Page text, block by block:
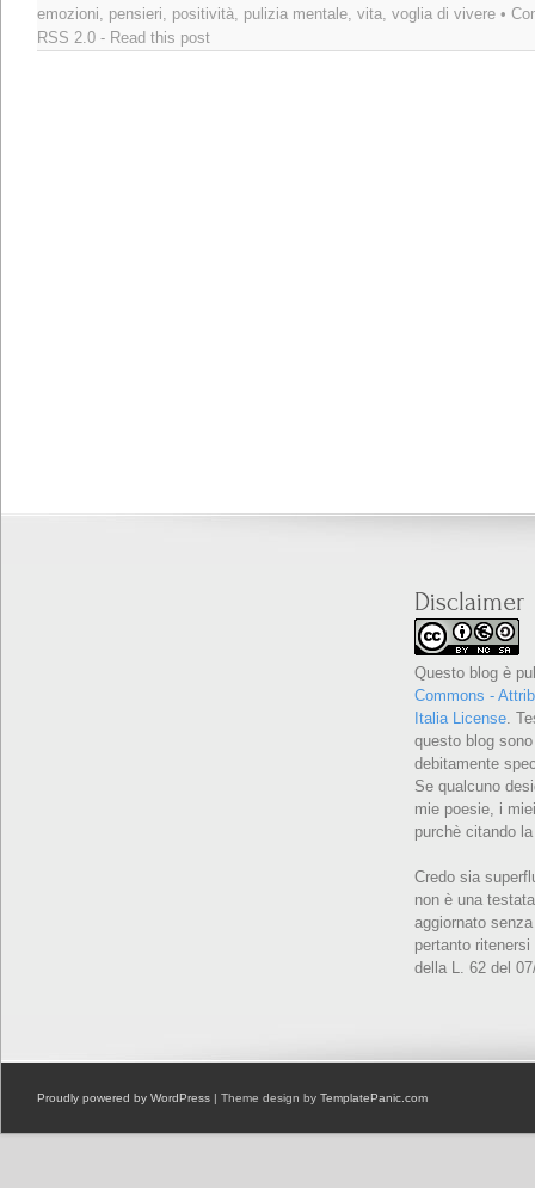
emozioni, pensieri, positività, pulizia mentale, vita, voglia di vivere •
RSS 2.0 - Read this post
Disclaimer
Questo blog è
Commons -
Italia License.
questo blog
debitamente
Se qualcuno
mie poesie, i
purchè citando
Credo sia
non è una
aggiornato
pertanto
della L. 62 del
Proudly powered by WordPress | Theme design by TemplatePanic.com